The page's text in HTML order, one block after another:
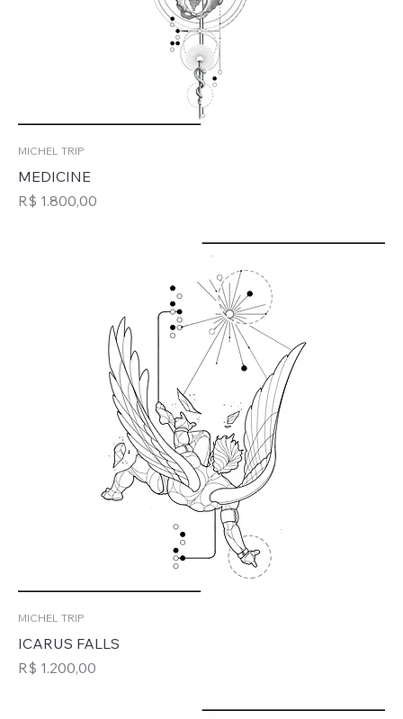
MICHEL TRIP
MEDICINE
Preço
R$ 1.800,00
MICHEL TRIP
ICARUS FALLS
Preço
R$ 1.200,00